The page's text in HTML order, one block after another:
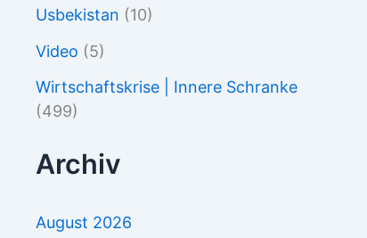
Usbekistan (10)
Video (5)
Wirtschaftskrise | Innere Schranke
(499)
Archiv
August 2026